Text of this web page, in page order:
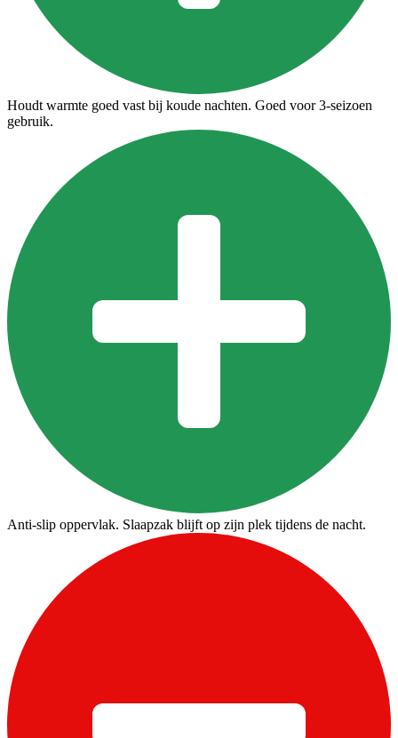
Houdt warmte goed vast bij koude nachten. Goed voor 3-seizoen
gebruik.
Anti-slip oppervlak. Slaapzak blijft op zijn plek tijdens de nacht.